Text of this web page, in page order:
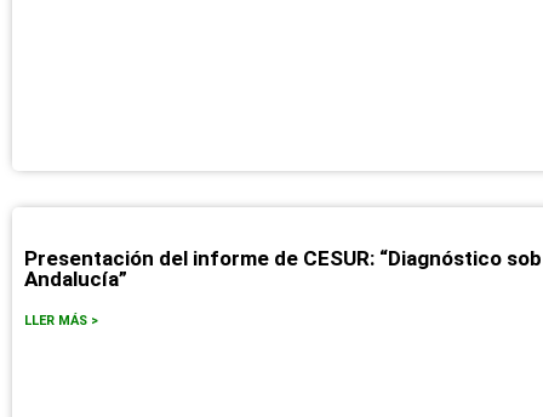
Presentación del informe de CESUR: “Diagnóstico
Andalucía”
LLER MÁS >